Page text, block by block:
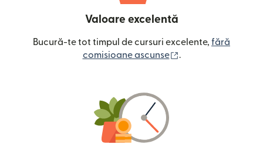
Valoare excelentă
Bucură-te tot timpul de cursuri excelente, fără
comisioane ascunse
.